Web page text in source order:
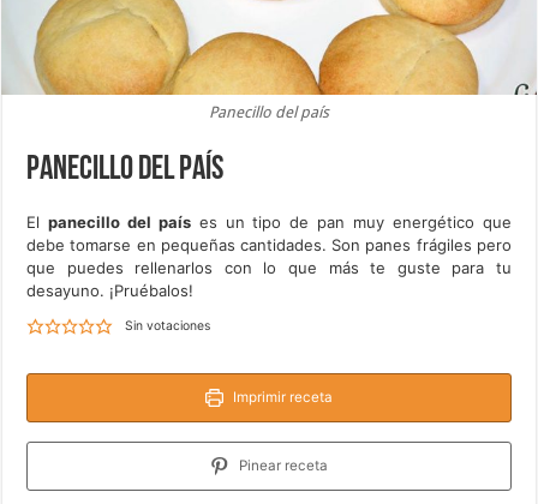
Panecillo del país
Panecillo del país
Elpanecillo del países un tipo de pan muy energético que
debe tomarse en pequeñas cantidades. Son panes frágiles pero
que puedes rellenarlos con lo que más te guste para tu
desayuno. ¡Pruébalos!
Sin votaciones
Imprimir receta
Pinear receta